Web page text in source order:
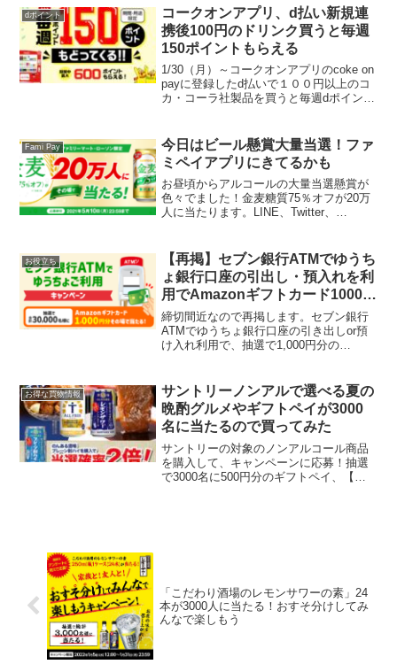
さん以上、6名の皆さんです。おめでとう
ござい...
dポイント
コークオンアプリ、d払い新規連
携後100円のドリンク買うと毎週
150ポイントもらえる
1/30（月）～コークオンアプリのcoke on
payに登録したd払いで１００円以上のコ
カ・コーラ社製品を買うと毎週dポイント
週連続で最大6...
Fami Pay
今日はビール懸賞大量当選！ファ
ミペイアプリにきてるかも
お昼頃からアルコールの大量当選懸賞が
色々でました！金麦糖質75％オフが20万
人に当たります。LINE、Twitter、
ます。応募期間 2021年5月10日まで...
お役立ち
【再掲】セブン銀行ATMでゆうち
ょ銀行口座の引出し・預入れを利
用でAmazonギフトカード1000円
分がその場で当たる！
締切間近なので再掲します。セブン銀行
ATMでゆうちょ銀行口座の引き出しor預
け入れ利用で、抽選で1,000円分の
おり▼ゆうちょ銀行口座の取引後、ATM
に表示され...
お得な買物情報
サントリーノンアルで選べる夏の
晩酌グルメやギフトペイが3000
名に当たるので買ってみた
サントリーの対象のノンアルコール商品
を購入して、キャンペーンに応募！抽選
で3000名に500円分のギフトペイ、【大
「こだわり酒場のレモンサワーの素」24
本が3000人に当たる！おすそ分けしてみ
んなで楽しもう